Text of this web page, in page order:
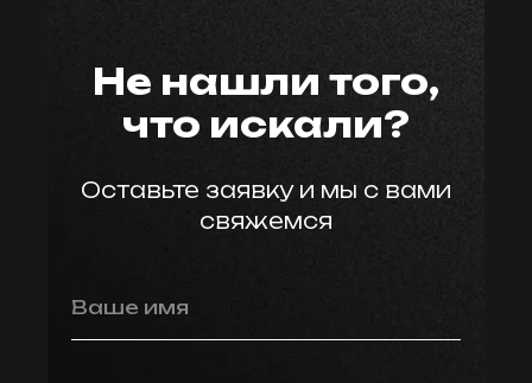
Не нашли того,
что искали?
Оставьте заявку и мы с вами
свяжемся
Ваше имя